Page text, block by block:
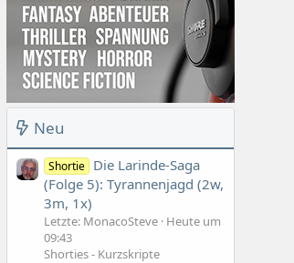
Neu
Shortie Die Larinde-Saga
(Folge 5): Tyrannenjagd (2w,
3m, 1x)
Letzte: MonacoSteve Heute um
09:43
Shorties - Kurzskripte